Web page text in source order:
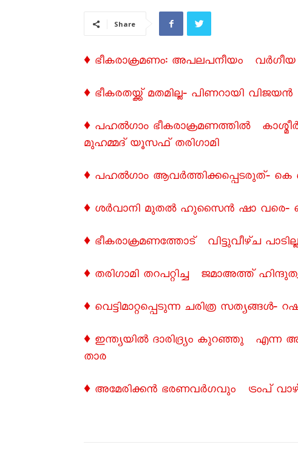
Share
♦ ഭീകരാക്രമണം: അപലപനീയം
♦ ഭീകരതയ്ക്ക് മതമില്ല‐ പിണറായി വിജയൻ
♦ പഹൽഗാം ഭീകരാക്രമണത്തിൽ
മുഹമ്മദ് യൂസഫ് തരിഗാമി
♦ പഹൽഗാം ആവർത്തിക്കപ്പെടരുത്‐
♦ ശർവാനി മുതൽ ഹുസൈൻ ഷാ വരെ‐
♦ ഭീകരാക്രമണത്തോട് വിട്ടുവീഴ്ച
♦ തരിഗാമി തറപറ്റിച്ച ജമാഅത്ത്
♦ വെട്ടിമാറ്റപ്പെടുന്ന ചരിത്ര സത്യങ്ങൾ‐
♦ ഇന്ത്യയിൽ ദാരിദ്ര്യം കുറഞ്ഞു എന്ന
താര
♦ അമേരിക്കൻ ഭരണവർഗവും ട്രംപ്